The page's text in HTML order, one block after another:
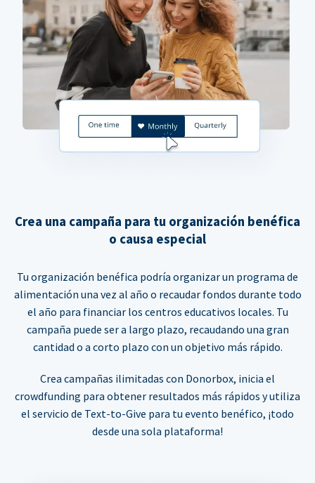
Crea una campaña para tu organización benéfica
o causa especial
Tu organización benéfica podría organizar un programa de
alimentación una vez al año o recaudar fondos durante todo
el año para financiar los centros educativos locales. Tu
campaña puede ser a largo plazo, recaudando una gran
cantidad o a corto plazo con un objetivo más rápido.
Crea campañas ilimitadas con Donorbox, inicia el
crowdfunding para obtener resultados más rápidos y utiliza
el servicio de Text-to-Give para tu evento benéfico, ¡todo
desde una sola plataforma!